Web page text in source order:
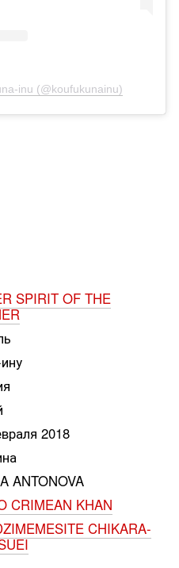
inu (@koufukunainu)
SPIRIT OF THE
2018
ANTONOVA
CRIMEAN KHAN
CHIKARA-